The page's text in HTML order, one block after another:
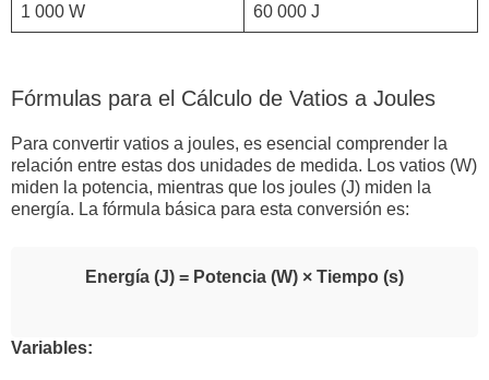
1 000 W 60 000 J
Fórmulas para el Cálculo de Vatios a Joules
Para convertir vatios a joules, es esencial comprender la
relación entre estas dos unidades de medida. Los vatios (W)
miden la potencia, mientras que los joules (J) miden la
energía. La fórmula básica para esta conversión es:
Energía (J) = Potencia (W) × Tiempo (s)
Variables: